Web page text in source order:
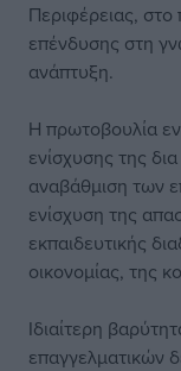
Περιφέρειας, στο
επένδυσης στη
ανάπτυξη.
Η πρωτοβουλία
ενίσχυσης της
αναβάθμιση των
ενίσχυση της
εκπαιδευτικής
οικονομίας, της
Ιδιαίτερη
επαγγελματικών